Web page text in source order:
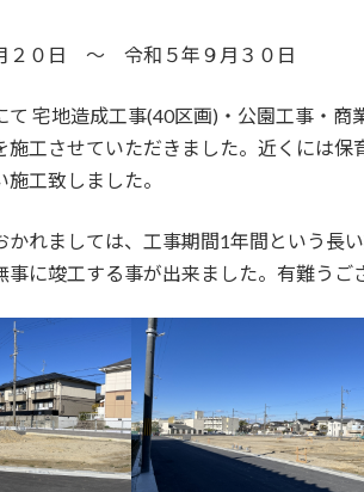
新
:
２０日 ～ 令和５年９月３０日
て 宅地造成工事(40区画)・公園工事・
施工させていただきました。近くには
工致しました。
かれましては、工事期間1年間という長
事に竣工する事が出来ました。有難うご